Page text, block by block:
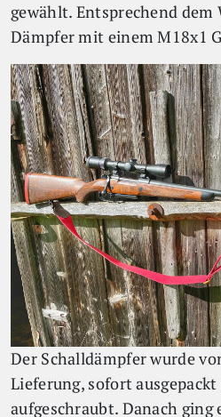
gewählt. Entsprechend dem
Dämpfer mit einem M18x1
Der Schalldämpfer wurde
Lieferung, sofort
aufgeschraubt. Danach ging